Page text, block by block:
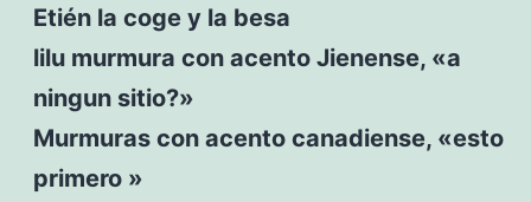
Etién la coge y la besa
lilu murmura con acento Jienense, «a
ningun sitio?»
Murmuras con acento canadiense, «esto
primero »